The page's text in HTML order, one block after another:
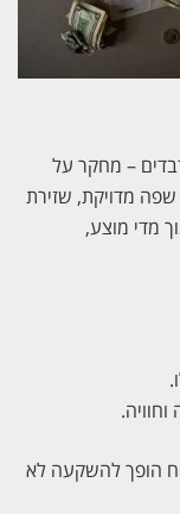
– מחקר על
מדויקת, שזירת
מדי מוצע,
הופך להשקעה לא